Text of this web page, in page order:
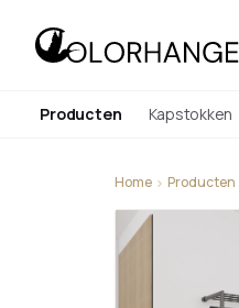
Producten Kapstokken
Home Producten